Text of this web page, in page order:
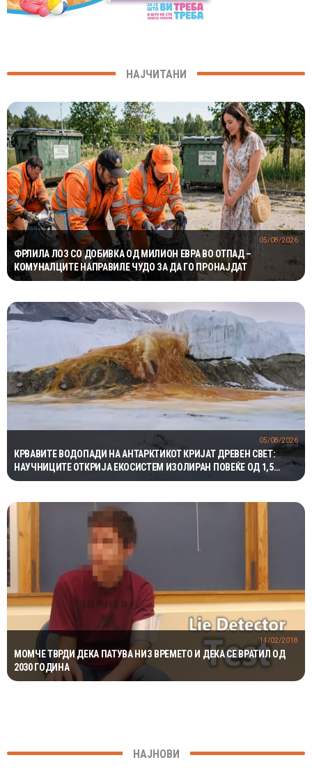
НАЈЧИТАНИ
ФРЛИЛА ЛОЗ СО ДОБИВКА ОД МИЛИОН ЕВРА ВО ОТПАД –
КОМУНАЛЦИТЕ НАПРАВИЛЕ ЧУДО ЗА ДА ГО ПРОНАЈДАТ
05/08/2026
КРВАВИТЕ ВОДОПАДИ НА АНТАРКТИКОТ КРИЈАТ ДРЕВЕН СВЕТ:
НАУЧНИЦИТЕ ОТКРИЈА ЕКОСИСТЕМ ИЗОЛИРАН ПОВЕЌЕ ОД 1,5
МИЛИОНИ ГОДИНИ
05/08/2026
МОМЧЕ ТВРДИ ДЕКА ПАТУВА НИЗ ВРЕМЕТО И ДЕКА СЕ ВРАТИЛ ОД
2030 ГОДИНА
14/02/2018
НАЈНОВИ